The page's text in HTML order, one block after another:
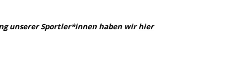
unserer Sportler*innen haben wirhier